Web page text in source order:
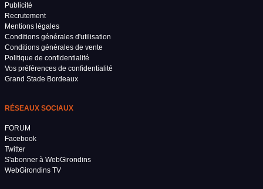
Publicité
Recrutement
Mentions légales
Conditions générales d'utilisation
Conditions générales de vente
Politique de confidentialité
Vos préférences de confidentialité
Grand Stade Bordeaux
RÉSEAUX SOCIAUX
FORUM
Facebook
Twitter
S'abonner à WebGirondins
WebGirondins TV